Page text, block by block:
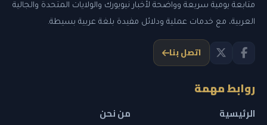
متابعة يومية سريعة وواضحة لأخبار نيويورك والولايات المتحدة والجالية
العربية، مع خدمات عملية ودلائل مفيدة بلغة عربية بسيطة.
اتصل بنا
روابط مهمة
الرئيسية
من نحن